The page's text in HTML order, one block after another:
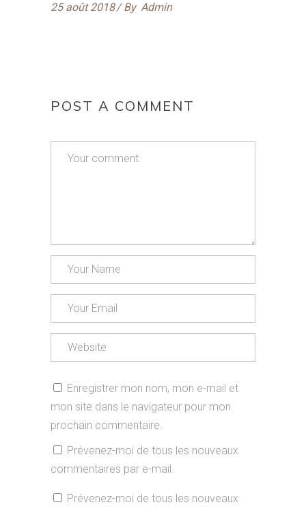
25 août 2018 By Admin
POST A COMMENT
Enregistrer mon nom, mon e-mail et
mon site dans le navigateur pour mon
prochain commentaire.
Prévenez-moi de tous les nouveaux
commentaires par e-mail.
Prévenez-moi de tous les nouveaux